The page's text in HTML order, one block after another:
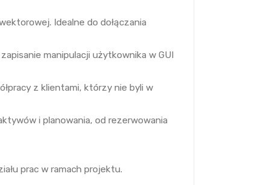
Idealne do dołączania
manipulacji użytkownika w GUI
z klientami, którzy nie byli w
i planowania, od rezerwowania
prac w ramach projektu.